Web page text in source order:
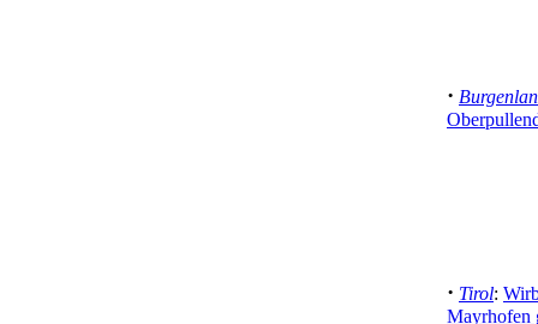
·
· Tirol:
Mayrhofen